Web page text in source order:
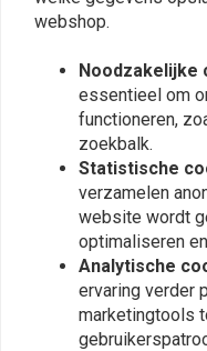
michael DHT
parfait , correspond
description , livraison
webshop.
Noodzakelijke
essentieel om
functioneren,
zoekbalk.
Statistische
verzamelen
website wordt
optimaliseren
Analytische
ervaring verder
marketingtools